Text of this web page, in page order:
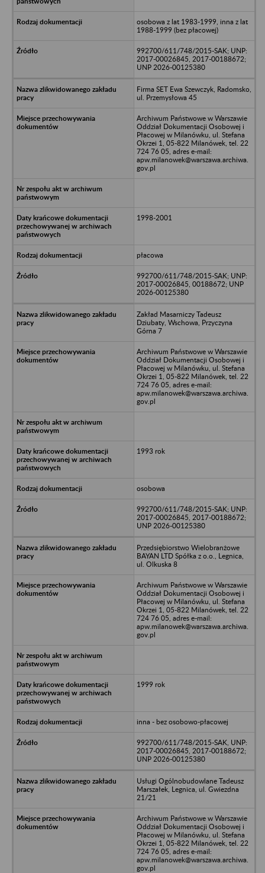
osobowa z lat 1983-1999, inna z lat
1988-1999 (bez płacowej)
992700/611/748/2015-SAK; UNP:
2017-00026845, 2017-00188672;
UNP 2026-00125380
Firma SET Ewa Szewczyk, Radomsko,
ul. Przemysłowa 45
Archiwum Państwowe w Warszawie
Oddział Dokumentacji Osobowej i
Płacowej w Milanówku, ul. Stefana
Okrzei 1, 05-822 Milanówek, tel. 22
724 76 05, adres e-mail:
apw.milanowek@warszawa.archiwa.
gov.pl
1998-2001
płacowa
992700/611/748/2015-SAK; UNP:
2017-00026845, 00188672; UNP
2026-00125380
Zakład Masarniczy Tadeusz
Dziubaty, Wschowa, Przyczyna
Górna 7
Archiwum Państwowe w Warszawie
Oddział Dokumentacji Osobowej i
Płacowej w Milanówku, ul. Stefana
Okrzei 1, 05-822 Milanówek, tel. 22
724 76 05, adres e-mail:
apw.milanowek@warszawa.archiwa.
gov.pl
1993 rok
osobowa
992700/611/748/2015-SAK; UNP:
2017-00026845, 2017-00188672;
UNP 2026-00125380
Przedsiębiorstwo Wielobranżowe
BAYAN LTD Spółka z o.o., Legnica,
ul. Olkuska 8
Archiwum Państwowe w Warszawie
Oddział Dokumentacji Osobowej i
Płacowej w Milanówku, ul. Stefana
Okrzei 1, 05-822 Milanówek, tel. 22
724 76 05, adres e-mail:
apw.milanowek@warszawa.archiwa.
gov.pl
1999 rok
inna - bez osobowo-płacowej
992700/611/748/2015-SAK, UNP:
2017-00026845, 2017-00188672;
UNP 2026-00125380
Usługi Ogólnobudowlane Tadeusz
Marszałek, Legnica, ul. Gwiezdna
21/21
Archiwum Państwowe w Warszawie
Oddział Dokumentacji Osobowej i
Płacowej w Milanówku, ul. Stefana
Okrzei 1, 05-822 Milanówek, tel. 22
724 76 05, adres e-mail:
apw.milanowek@warszawa.archiwa.
gov.pl